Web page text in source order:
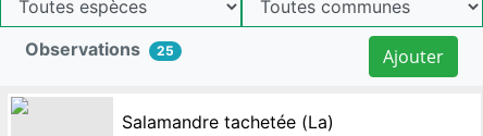
Observations 25 Ajouter
Salamandre tachetée (La)